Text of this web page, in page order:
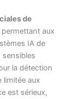
de
permettant aux
IA de
sensibles
la détection
limitée aux
est sérieux,